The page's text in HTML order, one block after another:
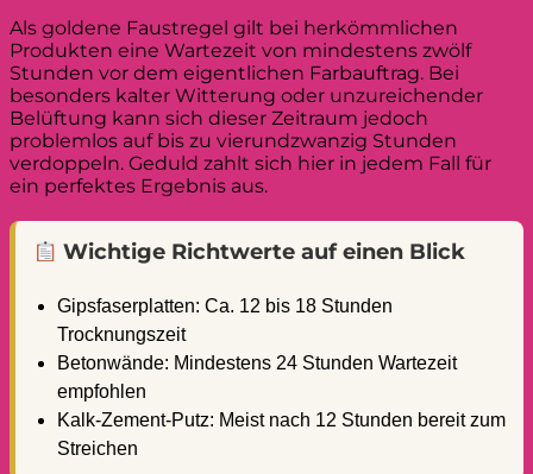
Als goldene Faustregel gilt bei herkömmlichen
Produkten eine Wartezeit von mindestens zwölf
Stunden vor dem eigentlichen Farbauftrag. Bei
besonders kalter Witterung oder unzureichender
Belüftung kann sich dieser Zeitraum jedoch
problemlos auf bis zu vierundzwanzig Stunden
verdoppeln. Geduld zahlt sich hier in jedem Fall für
ein perfektes Ergebnis aus.
Wichtige Richtwerte auf einen Blick
Gipsfaserplatten: Ca. 12 bis 18 Stunden
Trocknungszeit
Betonwände: Mindestens 24 Stunden Wartezeit
empfohlen
Kalk-Zement-Putz: Meist nach 12 Stunden bereit zum
Streichen